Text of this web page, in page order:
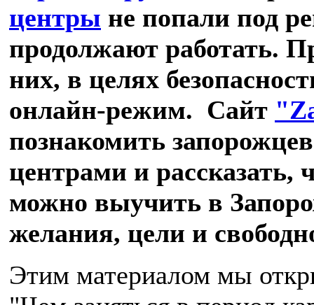
центры не попали под
продолжают работать.
них, в целях
онлайн-режим. Сайт
познакомить
центрами и рассказать,
можно выучить в
желания, цели и
Этим материалом мы